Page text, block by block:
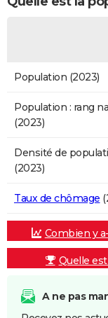
Population (2023)
Population : rang
(2023)
Densité de
(2023)
Taux de chômage
Combien y
Quelle
A ne pas